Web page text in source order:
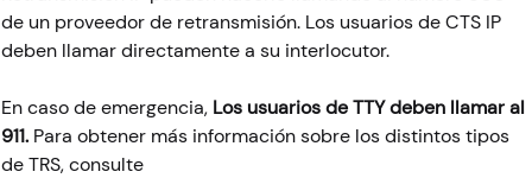
de un proveedor de retransmisión. Los usuarios de CTS IP
deben llamar directamente a su interlocutor.
En caso de emergencia, Los usuarios de TTY deben llamar al
911.Para obtener más información sobre los distintos tipos
de TRS, consulte